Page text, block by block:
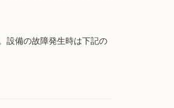
設備の故障発生時は下記の